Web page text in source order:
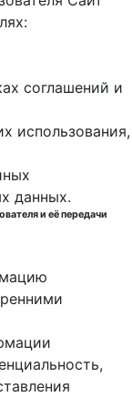
соглашений и
использования,
данных.
и её передачи